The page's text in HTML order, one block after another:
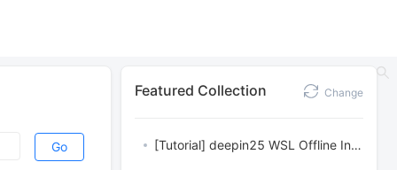
Go
Featured Collection Change
[Tutorial] deepin25 WSL Offline Installation Guide